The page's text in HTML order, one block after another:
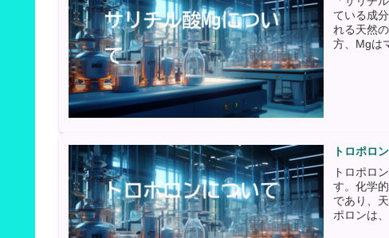
ている成
れる天然
方、Mgは
トロポロ
トロポロ
す。化学
であり、
ポロンは